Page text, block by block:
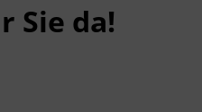
Sie da!